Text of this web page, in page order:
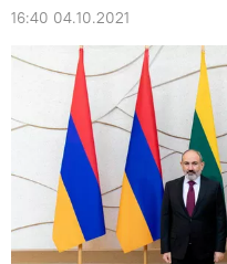
16:40 04.10.2021